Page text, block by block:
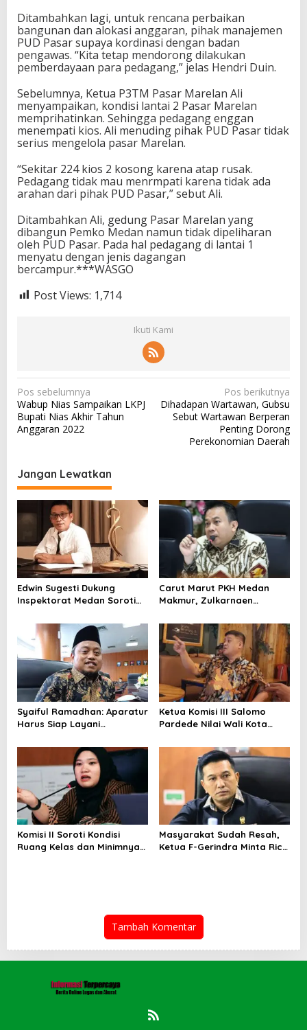
Ditambahkan lagi, untuk rencana perbaikan
bangunan dan alokasi anggaran, pihak manajemen
PUD Pasar supaya kordinasi dengan badan
pengawas. “Kita tetap mendorong dilakukan
pemberdayaan para pedagang,” jelas Hendri Duin.
Sebelumnya, Ketua P3TM Pasar Marelan Ali
menyampaikan, kondisi lantai 2 Pasar Marelan
memprihatinkan. Sehingga pedagang enggan
menempati kios. Ali menuding pihak PUD Pasar tidak
serius mengelola pasar Marelan.
“Sekitar 224 kios 2 kosong karena atap rusak.
Pedagang tidak mau menrmpati karena tidak ada
arahan dari pihak PUD Pasar,” sebut Ali.
Ditambahkan Ali, gedung Pasar Marelan yang
dibangun Pemko Medan namun tidak dipeliharan
oleh PUD Pasar. Pada hal pedagang di lantai 1
menyatu dengan jenis dagangan
bercampur.***WASGO
Post Views: 1,714
Ikuti Kami
N
a
v
g
a
s
p
o
s
Pos sebelumnya
Wabup Nias Sampaikan LKPJ
Bupati Nias Akhir Tahun
Anggaran 2022
Pos berikutnya
Dihadapan Wartawan, Gubsu
Sebut Wartawan Berperan
Penting Dorong
Perekonomian Daerah
Jangan Lewatkan
Edwin Sugesti Dukung
Inspektorat Medan Soroti
Terkait Rendahnya Serapan
Anggaran
Carut Marut PKH Medan
Makmur, Zulkarnaen
Pemko Salurkan Bansos
Syaiful Ramadhan: Aparatur
Harus Siap Layani
Senang
Ketua Komisi III Salomo
Pardede Nilai Wali Kota
Pembangunan Merugi
Setiap Tahun
Komisi II Soroti Kondisi
Ruang Kelas dan Minimnya
Masyarakat Sudah Resah,
Ketua F-Gerindra Minta Rico
Tambah Komentar